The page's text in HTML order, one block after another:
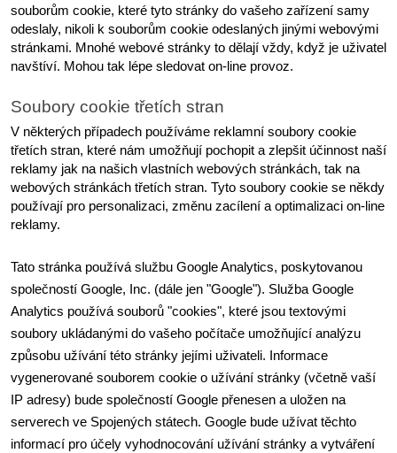
souborům cookie, které tyto stránky do vašeho zařízení samy
odeslaly, nikoli k souborům cookie odeslaných jinými webovými
stránkami. Mnohé webové stránky to dělají vždy, když je uživatel
navštíví. Mohou tak lépe sledovat on-line provoz.
Soubory cookie třetích stran
V některých případech používáme reklamní soubory cookie
třetích stran, které nám umožňují pochopit a zlepšit účinnost naší
reklamy jak na našich vlastních webových stránkách, tak na
webových stránkách třetích stran. Tyto soubory cookie se někdy
používají pro personalizaci, změnu zacílení a optimalizaci on-line
reklamy.
Tato stránka používá službu Google Analytics, poskytovanou
společností Google, Inc. (dále jen "Google"). Služba Google
Analytics používá souborů "cookies", které jsou textovými
soubory ukládanými do vašeho počítače umožňující analýzu
způsobu užívání této stránky jejími uživateli. Informace
vygenerované souborem cookie o užívání stránky (včetně vaší
IP adresy) bude společností Google přenesen a uložen na
serverech ve Spojených státech. Google bude užívat těchto
informací pro účely vyhodnocování užívání stránky a vytváření